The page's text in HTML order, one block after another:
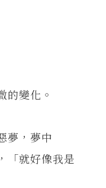
變化。
，夢中
「就好像我是